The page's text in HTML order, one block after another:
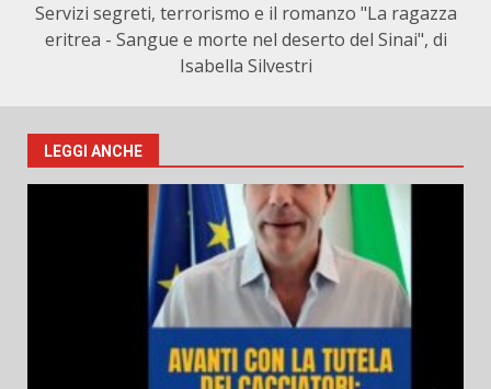
Servizi segreti, terrorismo e il romanzo "La ragazza
eritrea - Sangue e morte nel deserto del Sinai", di
Isabella Silvestri
LEGGI ANCHE